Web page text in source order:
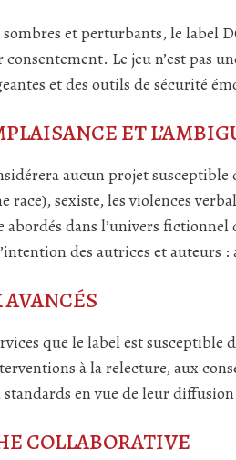
et perturbants, le label
Le jeu n’est pas
et des outils de sécurité
ET
aucun projet
race), sexiste, les violences
dans l’univers
des autrices et auteurs :
que le label est
à la relecture, aux
en vue de leur
COLLABORATIVE